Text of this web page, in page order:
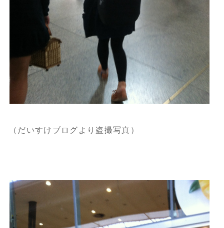
（だいすけブログより盗撮写真）